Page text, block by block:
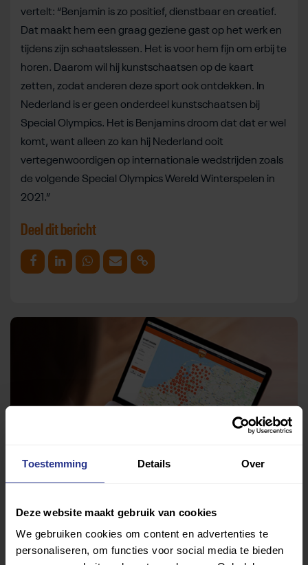
Toestemming Details Over
Deze website maakt gebruik van cookies
We gebruiken cookies om content en advertenties te
personaliseren, om functies voor social media te bieden
vertelt: “Benjamin is zo positief, dienstbaar en creatief.
Dat maakt hem een graag geziene gast op het werk en
tijdens zijn schaatslessen. Het is voor hem fijn om erbij te
horen. Daarom wil hij kunstschaatsen op de kaart
zetten, zodat anderen deze sport ook ontdekken. In
Nederland is er geen onderdeel kunstschaatsen bij
Special Olympics. Het is Benjamins droom dat dat er wel
komt, want alleen zo kan hij Nederland ooit
vertegenwoordigen op internationale wedstrijden zoals
de volgende Special Olympics Wereld Winterspelen in
2021.”
Deel dit bericht
Deel op Facebook
Deel op LinkedinDeel op Whatsapp
Mail link Kopieer link
Vind jouw sport